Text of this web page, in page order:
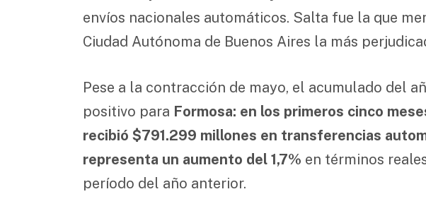
envíos nacionales automáticos. Salta fue la que
Ciudad Autónoma de Buenos Aires la más
Pese a la contracción de mayo, el acumulado del
positivo para Formosa: en los primeros cinco
recibió $791.299 millones en transferencias
representa un aumento del 1,7% en términos
período del año anterior.